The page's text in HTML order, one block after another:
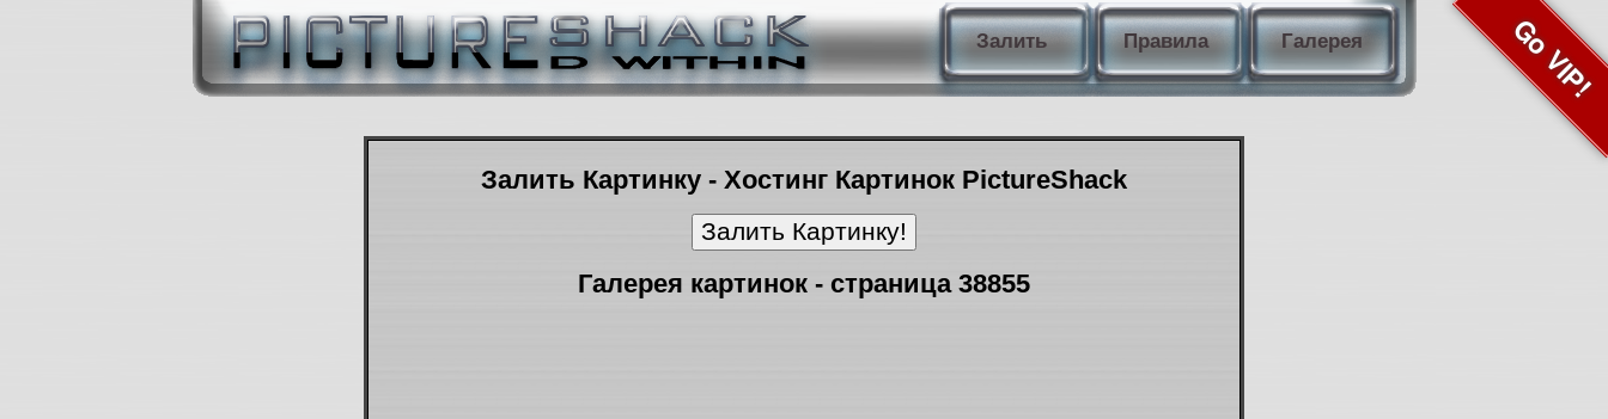
Залить Правила Галерея Go VIP!
Залить Картинку - Хостинг Картинок PictureShack
Галерея картинок - страница 38855